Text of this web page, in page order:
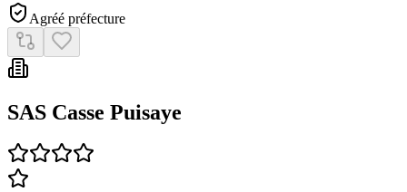
Orléans Sud Auto